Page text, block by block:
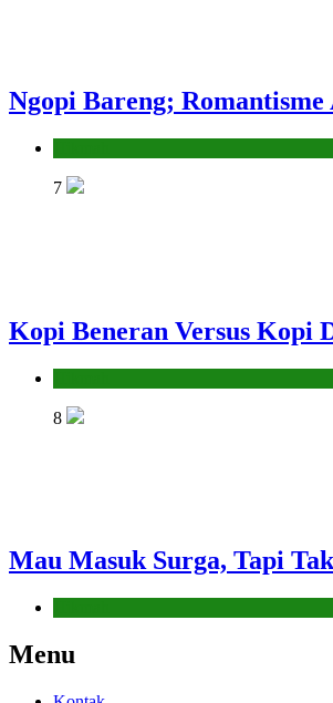
Ngopi Bareng; Romantisme
7
Kopi Beneran Versus Kopi
8
Mau Masuk Surga, Tapi
Menu